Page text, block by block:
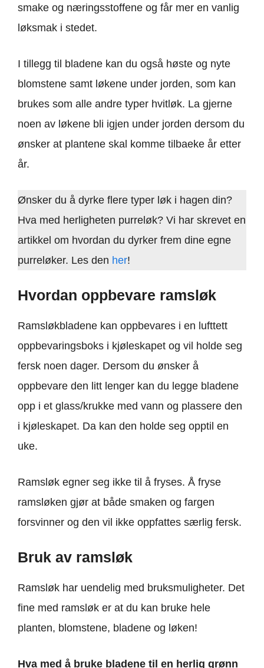
smake og næringsstoffene og får mer en vanlig
løksmak i stedet.
I tillegg til bladene kan du også høste og nyte
blomstene samt løkene under jorden, som kan
brukes som alle andre typer hvitløk. La gjerne
noen av løkene bli igjen under jorden dersom du
ønsker at plantene skal komme tilbaeke år etter
år.
Ønsker du å dyrke flere typer løk i hagen din?
Hva med herligheten purreløk? Vi har skrevet en
artikkel om hvordan du dyrker frem dine egne
purreløker. Les den her!
Hvordan oppbevare ramsløk
Ramsløkbladene kan oppbevares i en lufttett
oppbevaringsboks i kjøleskapet og vil holde seg
fersk noen dager. Dersom du ønsker å
oppbevare den litt lenger kan du legge bladene
opp i et glass/krukke med vann og plassere den
i kjøleskapet. Da kan den holde seg opptil en
uke.
Ramsløk egner seg ikke til å fryses. Å fryse
ramsløken gjør at både smaken og fargen
forsvinner og den vil ikke oppfattes særlig fersk.
Bruk av ramsløk
Ramsløk har uendelig med bruksmuligheter. Det
fine med ramsløk er at du kan bruke hele
planten, blomstene, bladene og løken!
Hva med å bruke bladene til en herlig grønn